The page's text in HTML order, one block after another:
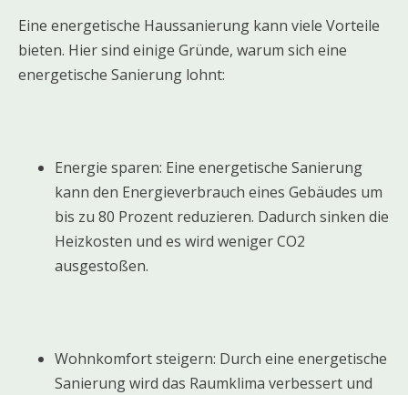
Eine energetische Haussanierung kann viele Vorteile
bieten. Hier sind einige Gründe, warum sich eine
energetische Sanierung lohnt:
Energie sparen: Eine energetische Sanierung
kann den Energieverbrauch eines Gebäudes um
bis zu 80 Prozent reduzieren. Dadurch sinken die
Heizkosten und es wird weniger CO2
ausgestoßen.
Wohnkomfort steigern: Durch eine energetische
Sanierung wird das Raumklima verbessert und